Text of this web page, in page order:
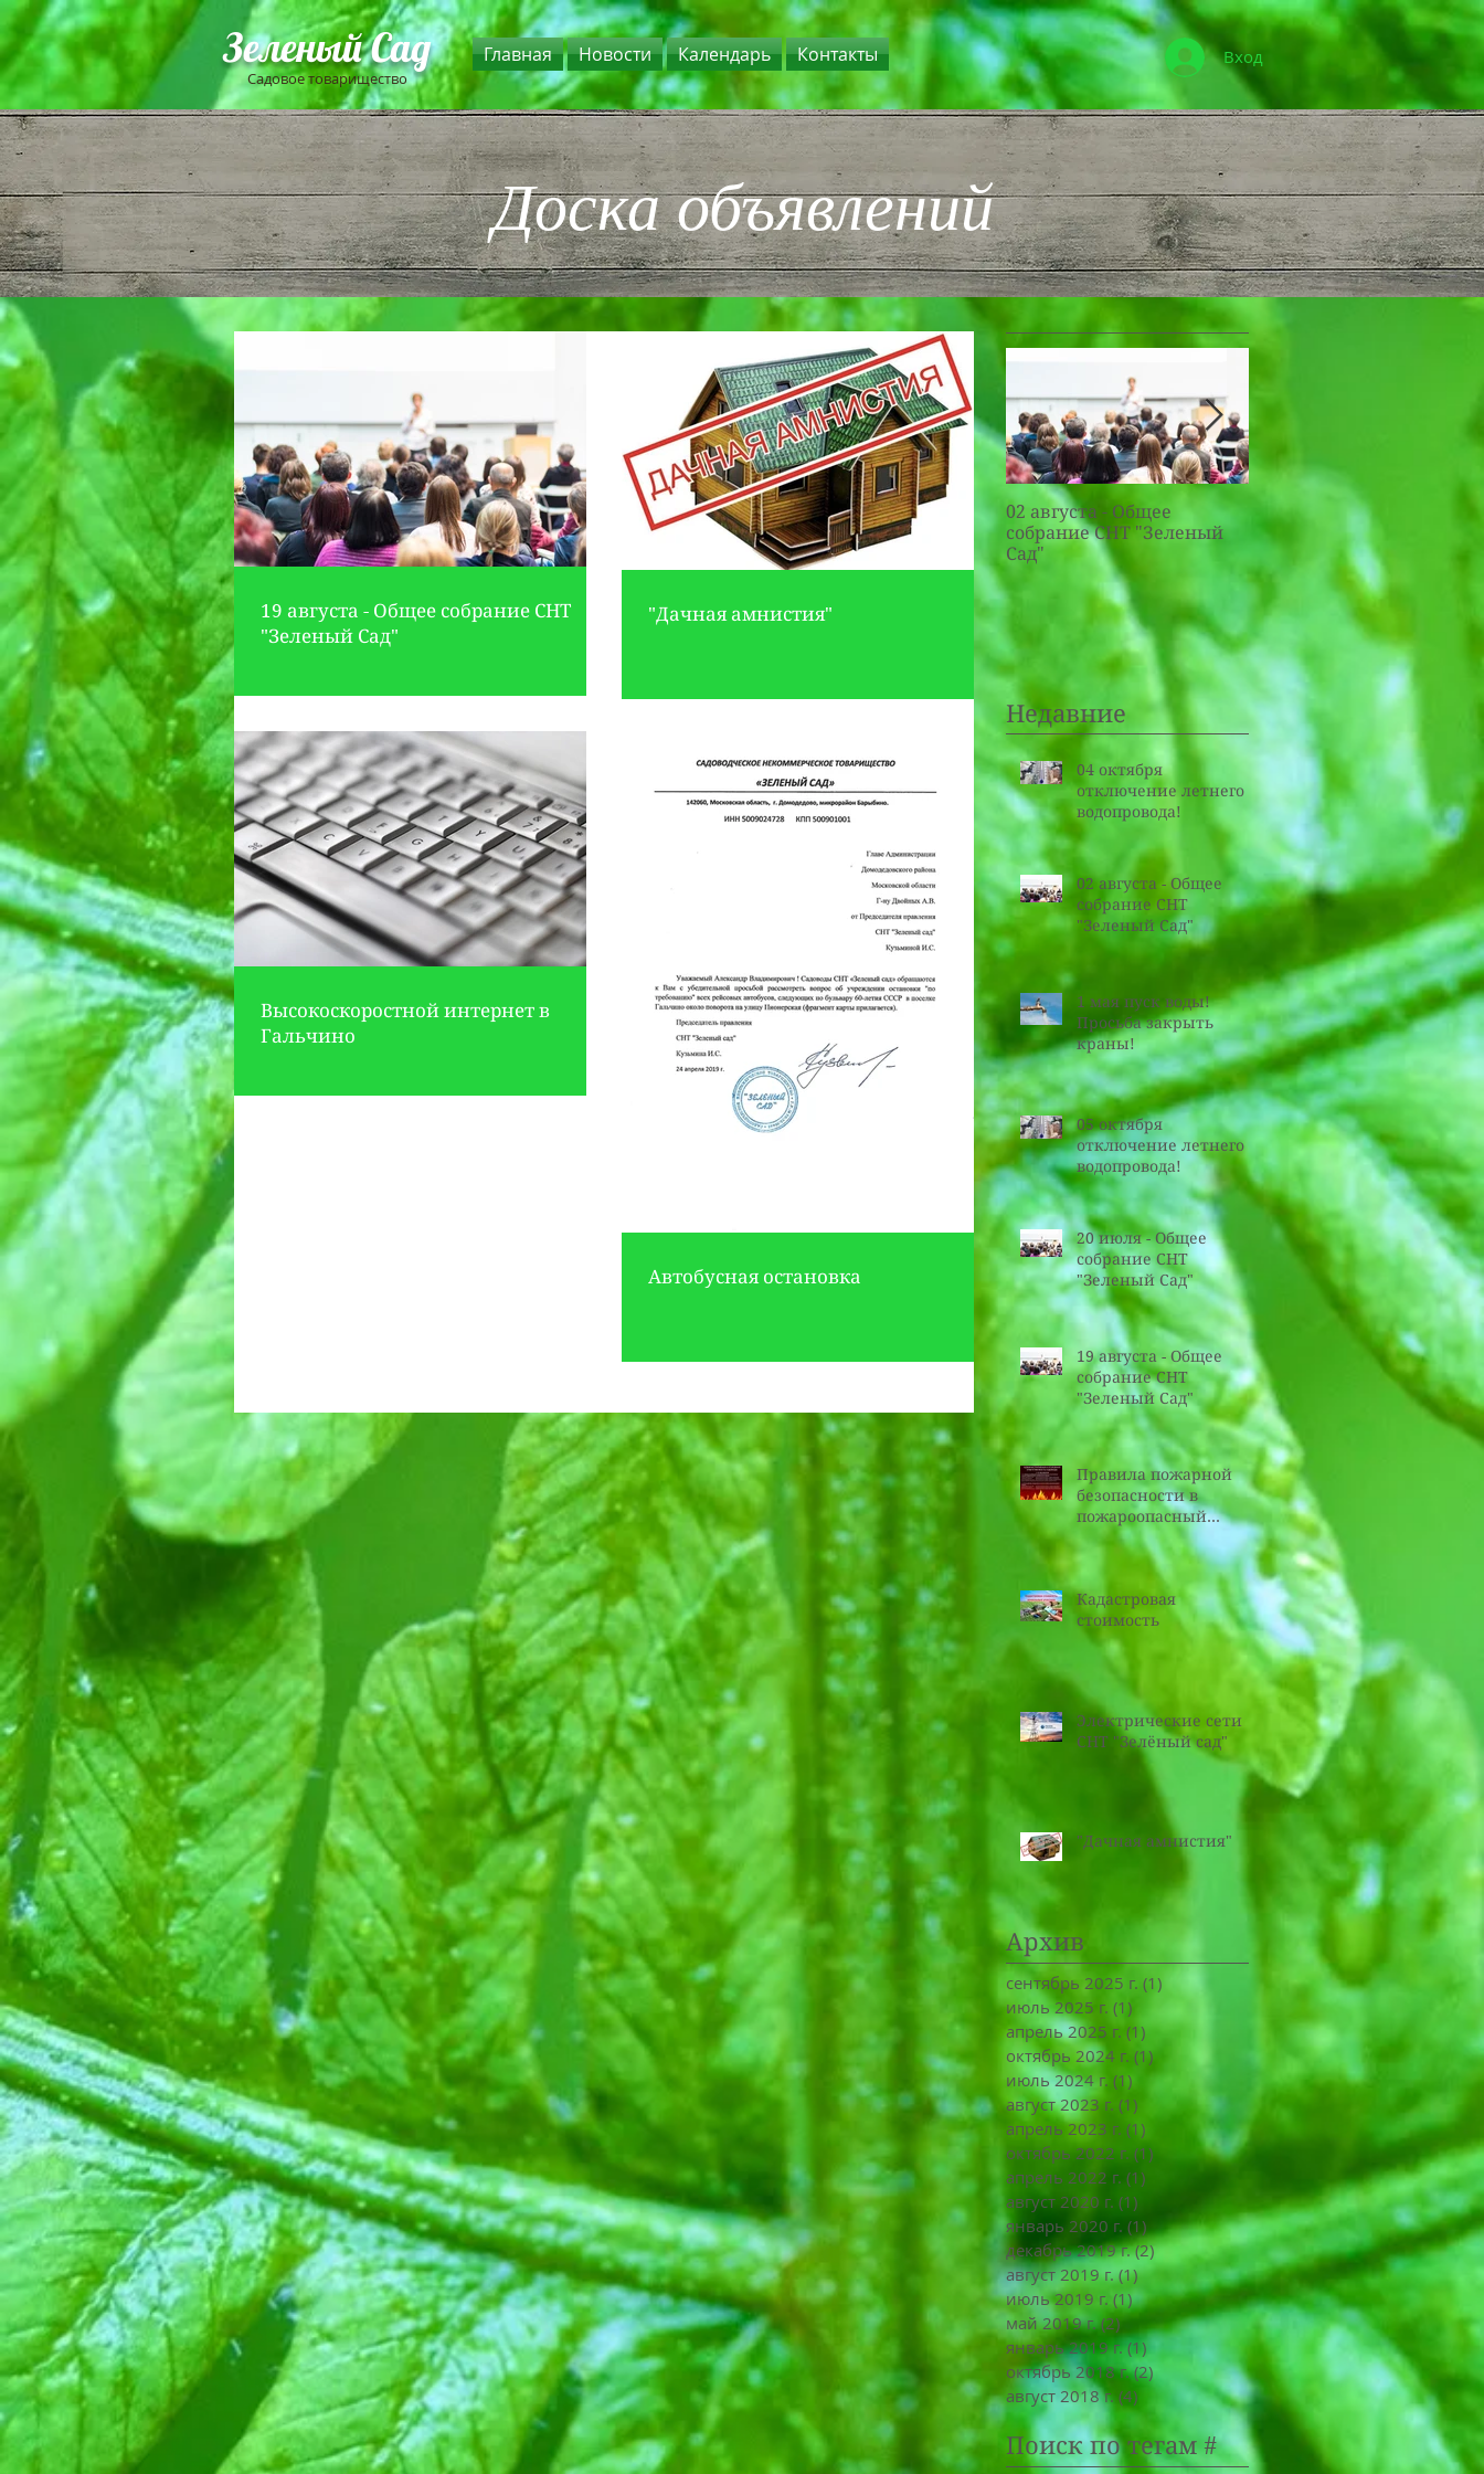
Садовое товарищество
Зеленый Сад Главная Новости Календарь Контакты Вход
Избранные посты
Доска объявлений
19 августа - Общее собрание СНТ
"Зеленый Сад"
"Дачная амнистия"
Высокоскоростной интернет в
Гальчино
Автобусная остановка
02 августа - Общее
собрание СНТ "Зеленый
Сад"
20 июля - Общее собрание
СНТ "Зеленый Сад"
Недавние
04 октября
отключение летнего
водопровода!
02 августа - Общее
собрание СНТ
"Зеленый Сад"
1 мая пуск воды!
Просьба закрыть
краны!
05 октября
отключение летнего
водопровода!
20 июля - Общее
собрание СНТ
"Зеленый Сад"
19 августа - Общее
собрание СНТ
"Зеленый Сад"
Правила пожарной
безопасности в
пожароопасный
период
Кадастровая
стоимость
Электрические сети
СНТ "Зелёный сад"
"Дачная амнистия"
Архив
сентябрь 2025 г. (1)
июль 2025 г. (1)
апрель 2025 г. (1) 1 пост
октябрь 2024 г. (1)1 пост
июль 2024 г. (1) 1 пост
август 2023 г. (1) 1 пост
апрель 2023 г. (1)
октябрь 2022 г. (1) 1 пост
апрель 2022 г. (1)
август 2020 г. (1)
январь 2020 г. (1) 1 пост
декабрь 2019 г. (2)2 поста
август 2019 г. (1)1 пост
июль 2019 г. (1)1 пост
май 2019 г. (2)2 поста
январь 2019 г. (1) 1 пост
октябрь 2018 г. (2)
август 2018 г. (4) 4 поста
Поиск по тегам #